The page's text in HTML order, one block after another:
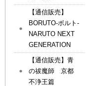
【通信販売】
BORUTO-ボルト-
NARUTO NEXT
GENERATION
【通信販売】青
の祓魔師 京都
不浄王篇